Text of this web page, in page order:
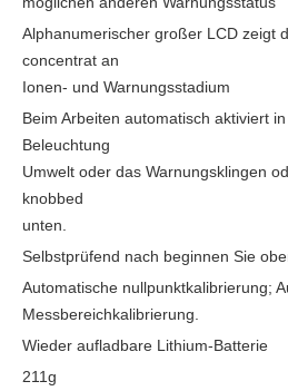
Alphanumerischer großer LCD zeigt
concentrat an
Ionen- und Warnungsstadium
Beim Arbeiten automatisch aktiviert
Beleuchtung
Umwelt oder das Warnungsklingen
knobbed
unten.
Selbstprüfend nach beginnen Sie
Automatische nullpunktkalibrierung;
Messbereichkalibrierung.
Wieder aufladbare Lithium-Batterie
211g